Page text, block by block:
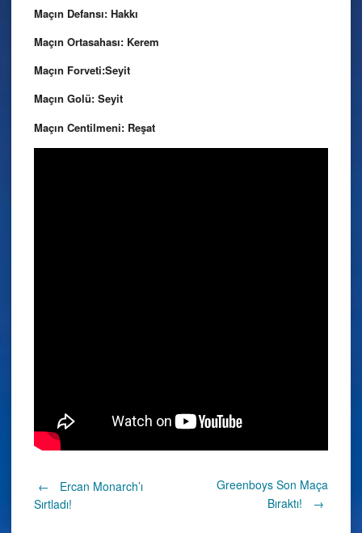
Maçın Defansı: Hakkı
Maçın Ortasahası: Kerem
Maçın Forveti:Seyit
Maçın Golü: Seyit
Maçın Centilmeni: Reşat
Post
←
Ercan Monarch’ı
Sırtladı!
Greenboys Son Maça
Bıraktı!
→